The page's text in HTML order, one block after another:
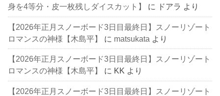
身を4等分・皮一枚残しダイスカット】
に ドアラ より
【2026年正月スノーボード3日目最終日】スノーリゾート
ロマンスの神様【木島平】
に matsukata より
【2026年正月スノーボード3日目最終日】スノーリゾート
ロマンスの神様【木島平】
に KK より
【2026年正月スノーボード3日目最終日】スノーリゾート